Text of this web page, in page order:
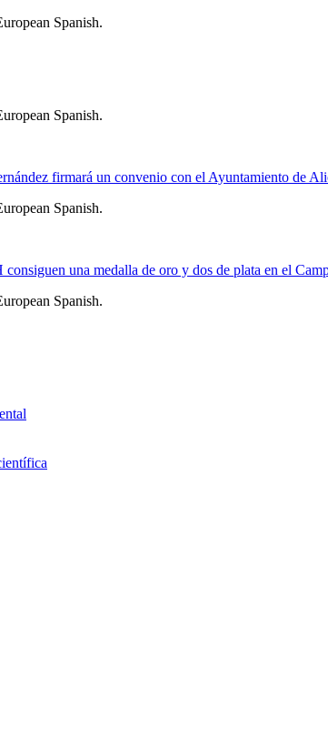
Spanish.
Spanish.
firmará un convenio con el Ayuntamiento de
Spanish.
una medalla de oro y dos de plata en el
Spanish.